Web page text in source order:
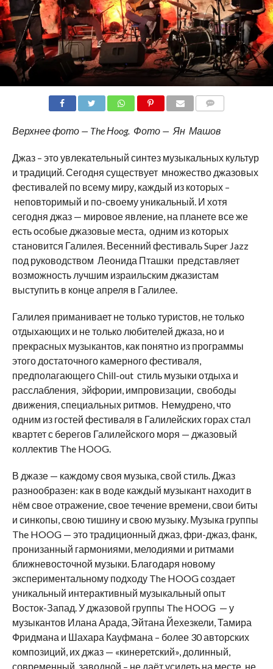
Верхнее фото — The Нoog. Фото — Ян Машов
Джаз – это увлекательный синтез музыкальных культур
и традиций. Сегодня существует множество джазовых
фестивалей по всему миру, каждый из которых –
неповторимый и по-своему уникальный. И хотя
сегодня джаз — мировое явление, на планете все же
есть особые джазовые места, одним из которых
становится Галилея. Весенний фестиваль Super Jazz
под руководством Леонида Пташки представляет
возможность лучшим израильским джазистам
выступить в конце апреля в Галилее.
Галилея приманивает не только туристов, не только
отдыхающих и не только любителей джаза, но и
прекрасных музыкантов, как понятно из программы
этого достаточного камерного фестиваля,
предполагающего Chill-out стиль музыки отдыха и
расслабления, эйфории, импровизации, свободы
движения, специальных ритмов. Немудрено, что
одним из гостей фестиваля в Галилейских горах стал
квартет с берегов Галилейского моря — джазовый
коллектив The HOOG.
В джазе — каждому своя музыка, свой стиль. Джаз
разнообразен: как в воде каждый музыкант находит в
нём свое отражение, свое течение времени, свои биты
и синкопы, свою тишину и свою музыку. Музыка группы
The HOOG — это традиционный джаз, фри-джаз, фанк,
пронизанный гармониями, мелодиями и ритмами
ближневосточной музыки. Благодаря новому
экспериментальному подходу The HOOG создает
уникальный интерактивный музыкальный опыт
Восток-Запад. У джазовой группы The HOOG — у
музыкантов Илана Арада, Эйтана Йехезкели, Тамира
Фридмана и Шахара Кауфмана – более 30 авторских
композиций, их джаз — «кинеретский», долинный,
современный, заводной – не даёт усидеть на месте, не